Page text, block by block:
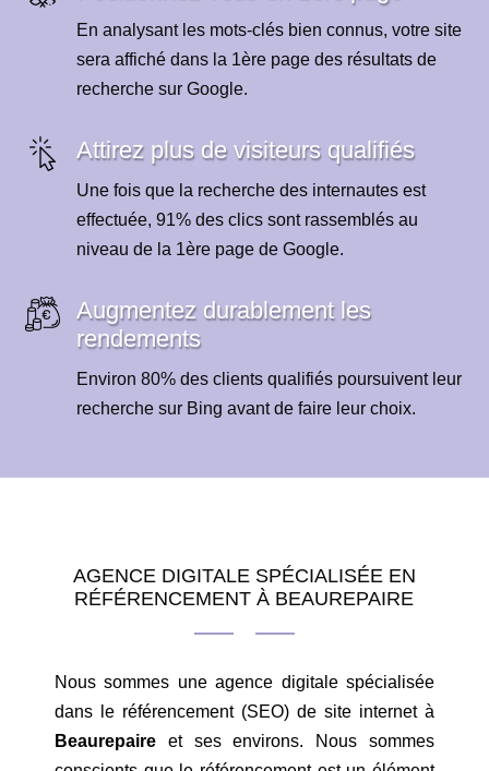
En analysant les mots-clés bien connus, votre site
sera affiché dans la 1ère page des résultats de
recherche sur Google.
Attirez plus de visiteurs qualifiés
Une fois que la recherche des internautes est
effectuée, 91% des clics sont rassemblés au
niveau de la 1ère page de Google.
Augmentez durablement les
rendements
Environ 80% des clients qualifiés poursuivent leur
recherche sur Bing avant de faire leur choix.
AGENCE DIGITALE SPÉCIALISÉE EN
RÉFÉRENCEMENT À BEAUREPAIRE
Nous sommes une agence digitale spécialisée
dans le référencement (SEO) de site internet à
Beaurepaireet ses environs. Nous sommes